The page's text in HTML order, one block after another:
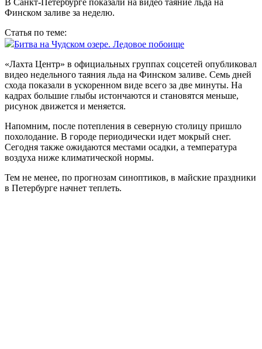
В Санкт-Петербурге показали на видео таяние льда на
Финском заливе за неделю.
Статья по теме:
Битва на Чудском озере. Ледовое побоище
«Лахта Центр» в официальных группах соцсетей опубликовал
видео недельного таяния льда на Финском заливе. Семь дней
схода показали в ускоренном виде всего за две минуты. На
кадрах большие глыбы истончаются и становятся меньше,
рисунок движется и меняется.
Напомним, после потепления в северную столицу пришло
похолодание. В городе периодически идет мокрый снег.
Сегодня также ожидаются местами осадки, а температура
воздуха ниже климатической нормы.
Тем не менее, по прогнозам синоптиков, в майские праздники
в Петербурге начнет теплеть.